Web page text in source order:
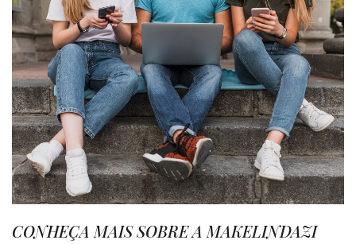
CONHEÇA MAIS SOBRE A MAKELINDAZI